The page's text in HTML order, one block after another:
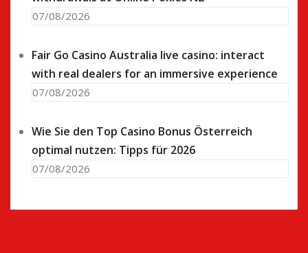
07/08/2026
Fair Go Casino Australia live casino: interact
with real dealers for an immersive experience
07/08/2026
Wie Sie den Top Casino Bonus Österreich
optimal nutzen: Tipps für 2026
07/08/2026